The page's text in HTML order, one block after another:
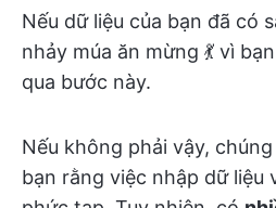
Nếu dữ liệu của bạn đã có
nhảy múa ăn mừng 💃 vì
qua bước này.
Nếu không phải vậy,
bạn rằng việc nhập dữ liệu